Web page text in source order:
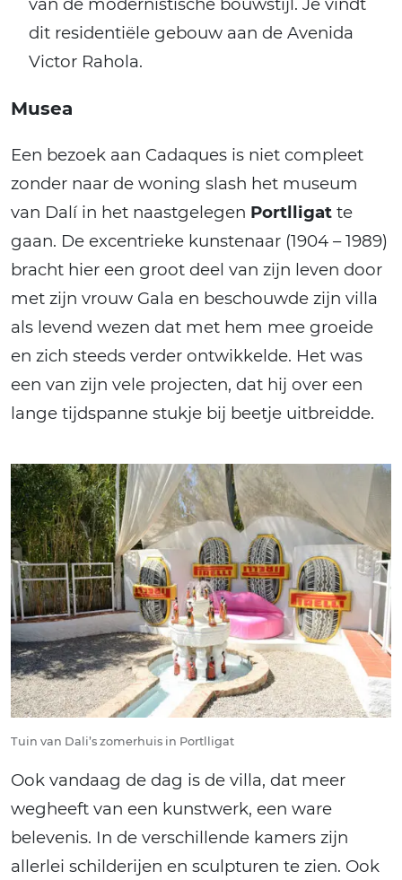
van de modernistische bouwstijl. Je vindt
dit residentiële gebouw aan de Avenida
Victor Rahola.
Musea
Een bezoek aan Cadaques is niet compleet
zonder naar de woning slash het museum
van Dalí in het naastgelegen Portlligat te
gaan. De excentrieke kunstenaar (1904 – 1989)
bracht hier een groot deel van zijn leven door
met zijn vrouw Gala en beschouwde zijn villa
als levend wezen dat met hem mee groeide
en zich steeds verder ontwikkelde. Het was
een van zijn vele projecten, dat hij over een
lange tijdspanne stukje bij beetje uitbreidde.
Tuin van Dali’s zomerhuis in Portlligat
Ook vandaag de dag is de villa, dat meer
wegheeft van een kunstwerk, een ware
belevenis. In de verschillende kamers zijn
allerlei schilderijen en sculpturen te zien. Ook